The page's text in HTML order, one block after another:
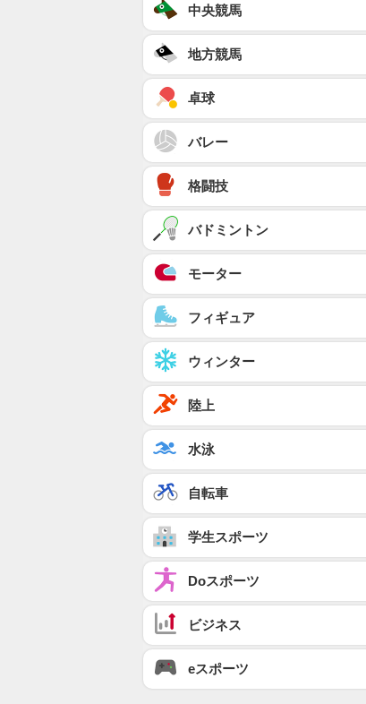
中央競馬
地方競馬
卓球
バレー
格闘技
バドミントン
モーター
フィギュア
ウィンター
陸上
水泳
自転車
学生スポーツ
Doスポーツ
ビジネス
eスポーツ